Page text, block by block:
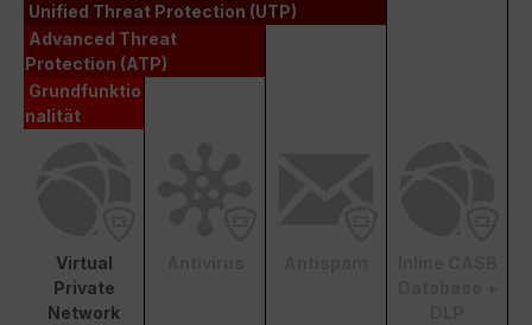
Unified Threat Protection (UTP)
Advanced Threat
Protection (ATP)
Grundfunktio
nalität
Virtual
Private
Network